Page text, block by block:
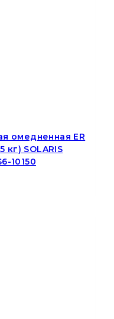
омедненная ER
кг) SOLARIS
10150